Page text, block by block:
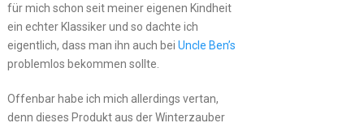
für mich schon seit meiner eigenen Kindheit
ein echter Klassiker und so dachte ich
eigentlich, dass man ihn auch bei Uncle Ben’s
problemlos bekommen sollte.
Offenbar habe ich mich allerdings vertan,
denn dieses Produkt aus der Winterzauber